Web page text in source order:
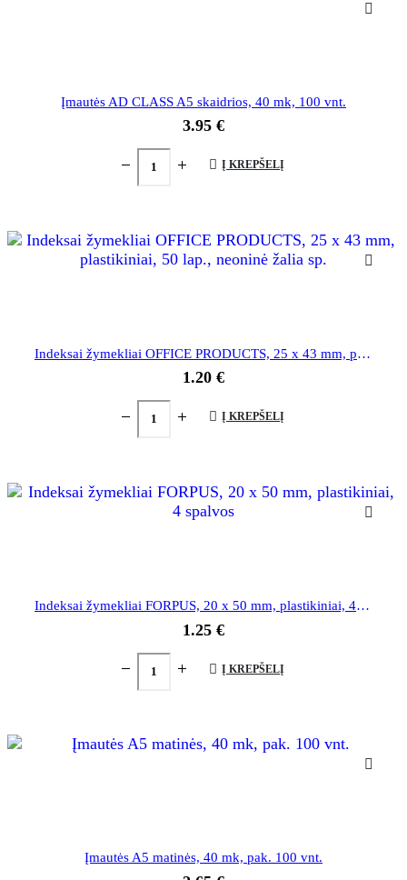
Įmautės AD CLASS A5 skaidrios, 40 mk, 100 vnt.
3.95 €
Į KREPŠELĮ
Indeksai žymekliai OFFICE PRODUCTS, 25 x 43 mm, plastikiniai, 50 lap., neoninė žalia sp.
1.20 €
Į KREPŠELĮ
Indeksai žymekliai FORPUS, 20 x 50 mm, plastikiniai, 4 spalvos
1.25 €
Į KREPŠELĮ
Įmautės A5 matinės, 40 mk, pak. 100 vnt.